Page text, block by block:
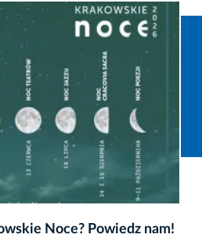
Noce? Powiedz nam!